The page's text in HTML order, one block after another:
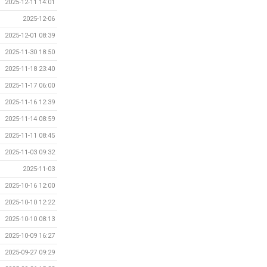
2025-12-11 14:01
2025-12-06
2025-12-01 08:39
2025-11-30 18:50
2025-11-18 23:40
2025-11-17 06:00
2025-11-16 12:39
2025-11-14 08:59
2025-11-11 08:45
2025-11-03 09:32
2025-11-03
2025-10-16 12:00
2025-10-10 12:22
2025-10-10 08:13
2025-10-09 16:27
2025-09-27 09:29